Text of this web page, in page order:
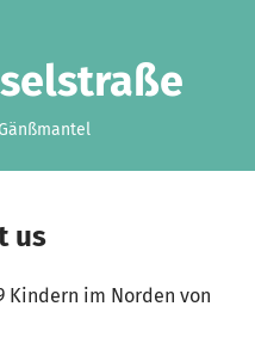
us
im Norden von